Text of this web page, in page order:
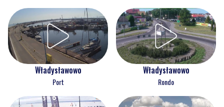
Władysławowo
Port
Władysławowo
Rondo